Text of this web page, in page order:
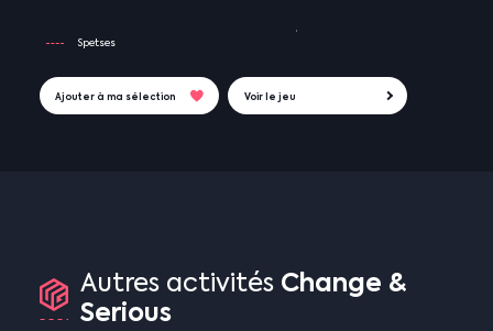
Spetses
Ajouter à ma sélection Voir le jeu
Autres activités Change &
Serious